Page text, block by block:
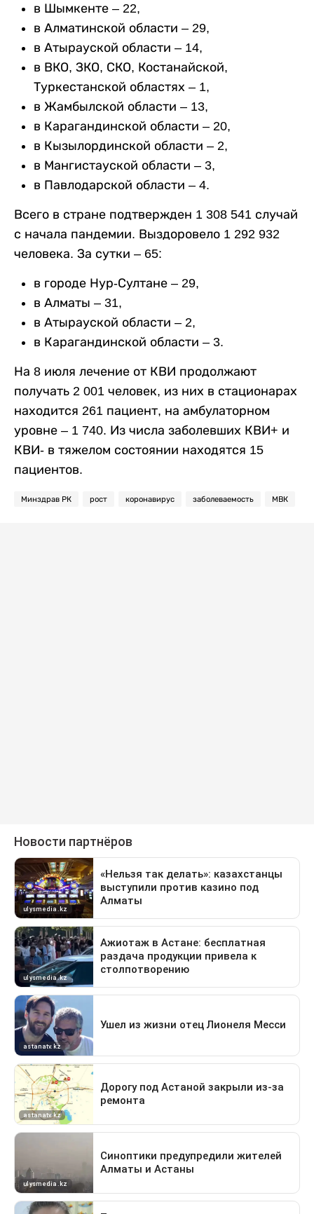
в Шымкенте – 22,
в Алматинской области – 29,
в Атырауской области – 14,
в ВКО, ЗКО, СКО, Костанайской,
Туркестанской областях – 1,
в Жамбылской области – 13,
в Карагандинской области – 20,
в Кызылординской области – 2,
в Мангистауской области – 3,
в Павлодарской области – 4.
Всего в стране подтвержден 1 308 541 случай
с начала пандемии. Выздоровело 1 292 932
человека. За сутки – 65:
в городе Нур-Султане – 29,
в Алматы – 31,
в Атырауской области – 2,
в Карагандинской области – 3.
На 8 июля лечение от КВИ продолжают
получать 2 001 человек, из них в стационарах
находится 261 пациент, на амбулаторном
уровне – 1 740. Из числа заболевших КВИ+ и
КВИ- в тяжелом состоянии находятся 15
пациентов.
Минздрав РК рост коронавирус заболеваемость МВК